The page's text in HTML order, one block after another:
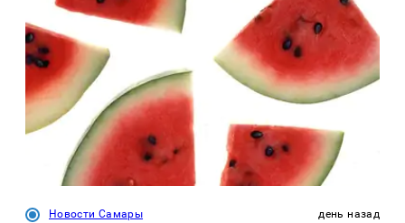
Новости Самары день назад